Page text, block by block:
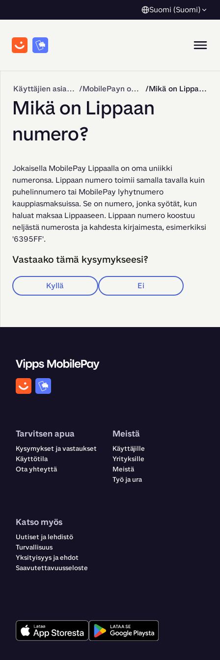
Suomi (Suomi)
Käyttäjien asiakastuki MobilePayn ominaisuudet Mikä on Lippaan numero?
Mikä on Lippaan
numero?
Jokaisella MobilePay Lippaalla on oma uniikki
numeronsa. Lippaan numero toimii samalla tavalla kuin
puhelinnumero tai MobilePay lyhytnumero
kauppiasmaksuissa. Se on numero, jonka syötät, kun
haluat maksaa Lippaaseen. Lippaan numero koostuu
neljästä numerosta ja kahdesta kirjaimesta, esimerkiksi
'6395FF'.
Vastaako tämä kysymykseesi?
Kyllä Ei
Tarvitsen apua
Kysymykset ja vastaukset
Käyttötila
Ota yhteyttä
Meistä
Käyttäjille
Yrityksille
Meistä
Työ ja ura
Katso myös
Uutiset ja lehdistö
Turvallisuus
Yksityisyys ja ehdot
Saavutettavuusseloste